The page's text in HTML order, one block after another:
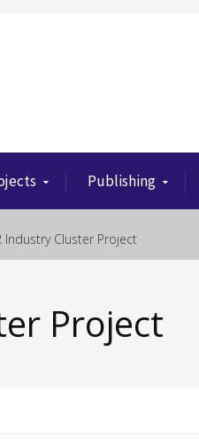
Publishing
Industry Cluster Project
Project